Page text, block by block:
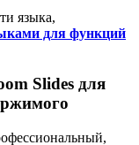
языка,
для функций
Slides для